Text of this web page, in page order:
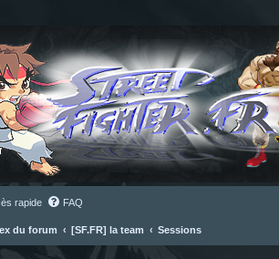
rapide FAQ
du forum [SF.FR] la team Sessions